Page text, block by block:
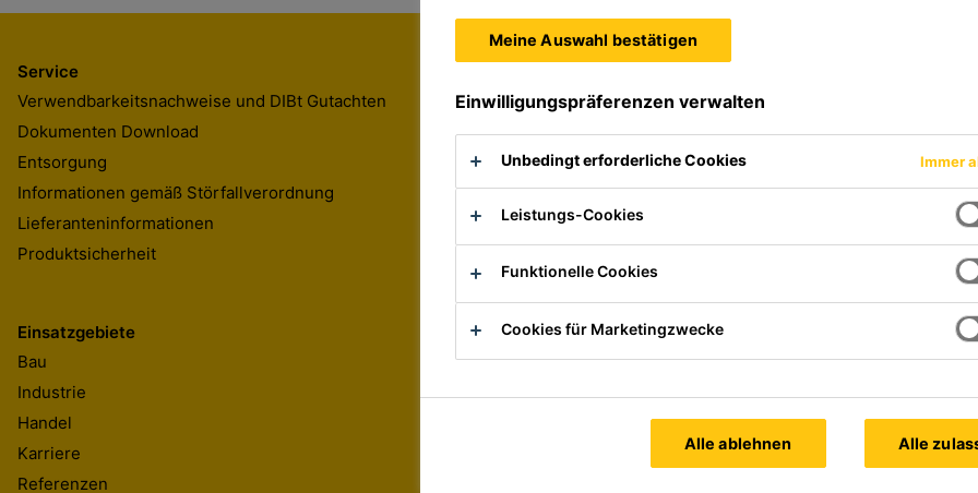
Service
Verwendbarkeitsnachweise und DIBt Gutachten
Dokumenten Download
Entsorgung
Informationen gemäß Störfallverordnung
Lieferanteninformationen
Produktsicherheit
Einsatzgebiete
Bau
Industrie
Handel
Karriere
Referenzen
Meine Auswahl bestätigen
Einwilligungspräferenzen verwalten
Unbedingt erforderliche Cookies Immer
Leistungs-Cookies
Funktionelle Cookies
Cookies für Marketingzwecke
Alle ablehnen Alle